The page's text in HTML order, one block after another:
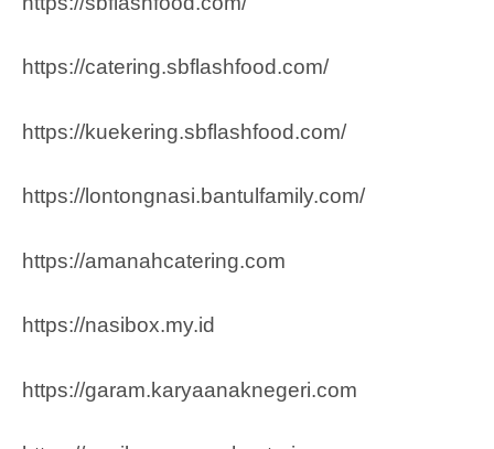
https://catering.sbflashfood.com/
https://kuekering.sbflashfood.com/
https://lontongnasi.bantulfamily.com/
https://amanahcatering.com
https://nasibox.my.id
https://garam.karyaanaknegeri.com